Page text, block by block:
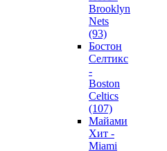
Brooklyn
Nets
(93)
Бостон
Селтикс
-
Boston
Celtics
(107)
Майами
Хит -
Miami